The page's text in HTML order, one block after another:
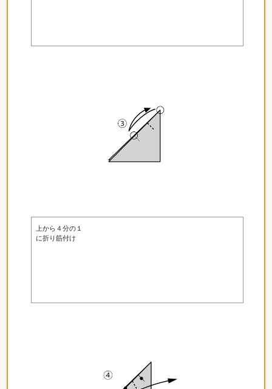
上から４分の１
に折り筋付け